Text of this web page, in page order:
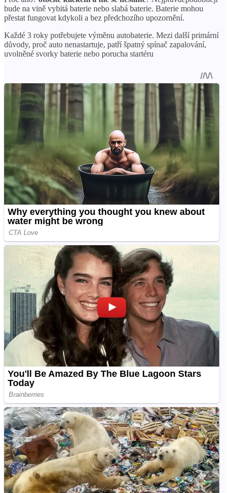
bude na vině vybitá baterie nebo slabá baterie. Baterie mohou
přestat fungovat kdykoli a bez předchozího upozornění.
Každé 3 roky potřebujete výměnu autobaterie. Mezi další primární
důvody, proč auto nenastartuje, patří špatný spínač zapalování,
uvolněné svorky baterie nebo porucha startéru